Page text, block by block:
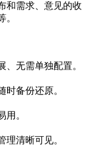
和需求、意见的收
。
无需单独配置。
备份还原。
用。
清晰可见。